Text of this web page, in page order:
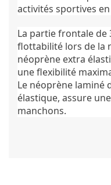
activités sportives
La partie frontale de
flottabilité lors de la
néoprène extra
une flexibilité
Le néoprène laminé
élastique, assure
manchons.